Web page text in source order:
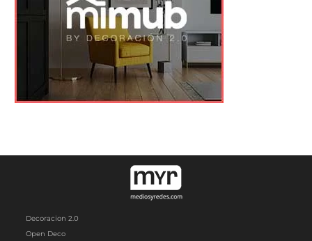
Decoracion 2.0
Open Deco